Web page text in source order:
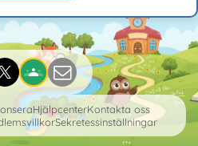
HjälpcenterKontakta oss
Sekretessinställningar